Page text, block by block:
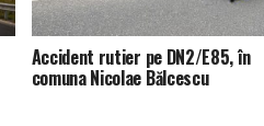
Accident rutier pe DN2/E85, în
comuna Nicolae Bălcescu